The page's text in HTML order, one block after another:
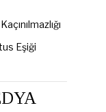
Eşiği